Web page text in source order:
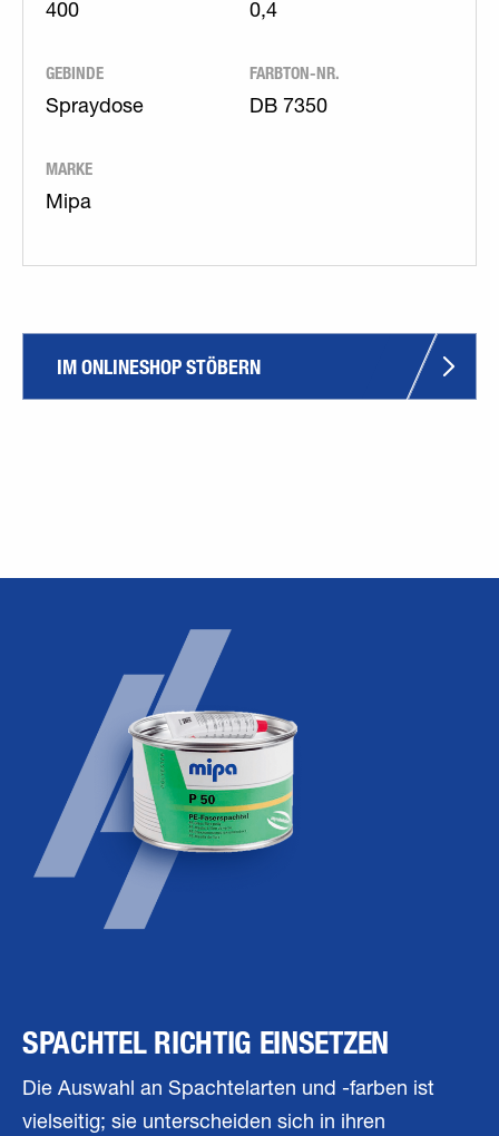
400 0,4
GEBINDE
Spraydose
FARBTON-NR.
DB 7350
MARKE
Mipa
IM ONLINESHOP STÖBERN
SPACHTEL RICHTIG EINSETZEN
Die Auswahl an Spachtelarten und -farben ist
vielseitig; sie unterscheiden sich in ihren